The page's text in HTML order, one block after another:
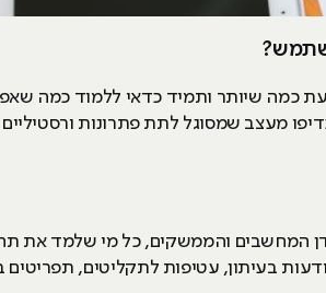
כמה שיותר ותמיד כדאי ללמוד כמה
מעצב שמסוגל לתת פתרונות
המחשבים והממשקים, כל מי שלמד את
בעיתון, עטיפות לתקליטים,